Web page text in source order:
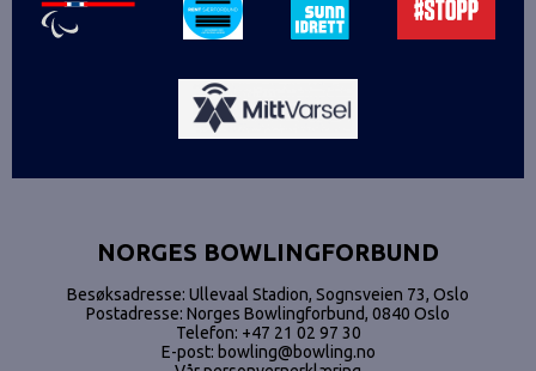
NORGES BOWLINGFORBUND
Besøksadresse: Ullevaal Stadion, Sognsveien 73, Oslo
Postadresse: Norges Bowlingforbund, 0840 Oslo
Telefon: +47 21 02 97 30
E-post: bowling@bowling.no